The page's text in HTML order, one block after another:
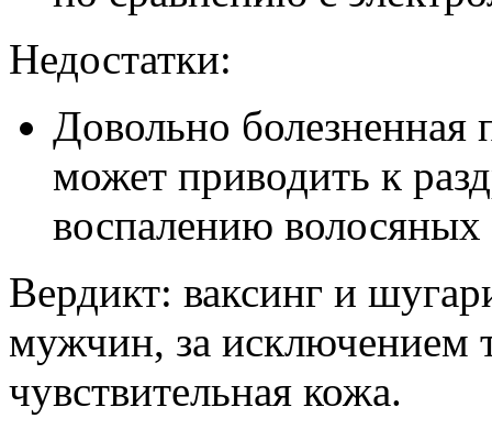
Недостатки:
Довольно болезненная
может приводить к
воспалению волосяных
Вердикт: ваксинг и
мужчин, за исключением
чувствительная кожа.